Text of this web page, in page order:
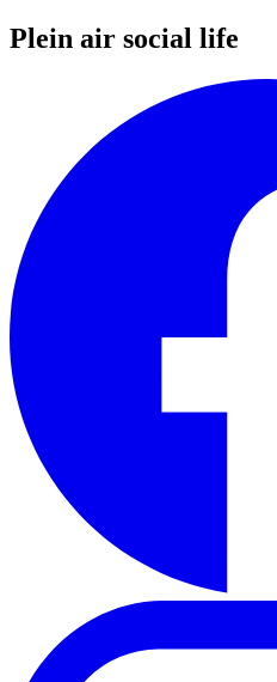
Plein air social life